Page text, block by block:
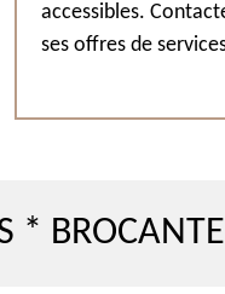
accessibles.
ses offres de
*